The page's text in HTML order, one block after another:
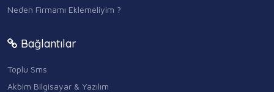
Neden Firmamı Eklemeliyim ?
Bağlantılar
Toplu Sms
Akbim Bilgisayar & Yazılım